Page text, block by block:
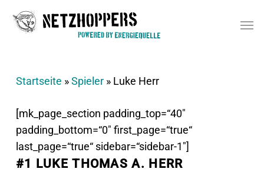
Startseite »Spieler» Luke Herr
[mk_page_section padding_top=“40″
padding_bottom=“0″ first_page=“true“
last_page=“true“ sidebar=“sidebar-1″]
#1 LUKE THOMAS A. HERR